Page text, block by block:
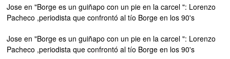
Jose en"Borge es un guiñapo con un pie en la carcel ": Lorenzo
Pacheco ,periodista que confrontó al tío Borge en los 90's
Jose en"Borge es un guiñapo con un pie en la carcel ": Lorenzo
Pacheco ,periodista que confrontó al tío Borge en los 90's